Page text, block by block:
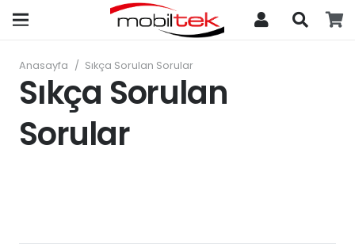
Anasayfa / Sıkça Sorulan Sorular
Sıkça Sorulan
Sorular